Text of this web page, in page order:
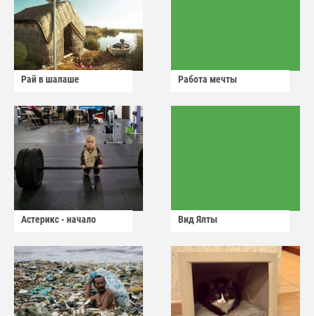
Рай в шалаше Работа мечты
Астерикс - начало Вид Ялты